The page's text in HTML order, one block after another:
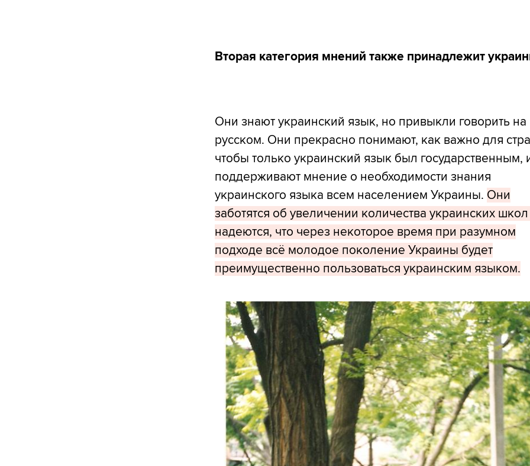
Вторая категория мнений также принадлежит
Они знают украинский язык, но привыкли говорить на
русском. Они прекрасно понимают, как важно для
чтобы только украинский язык был государственным,
поддерживают мнение о необходимости знания
украинского языка всем населением Украины. Они
заботятся об увеличении количества украинских школ
надеются, что через некоторое время при разумном
подходе всё молодое поколение Украины будет
преимущественно пользоваться украинским языком.